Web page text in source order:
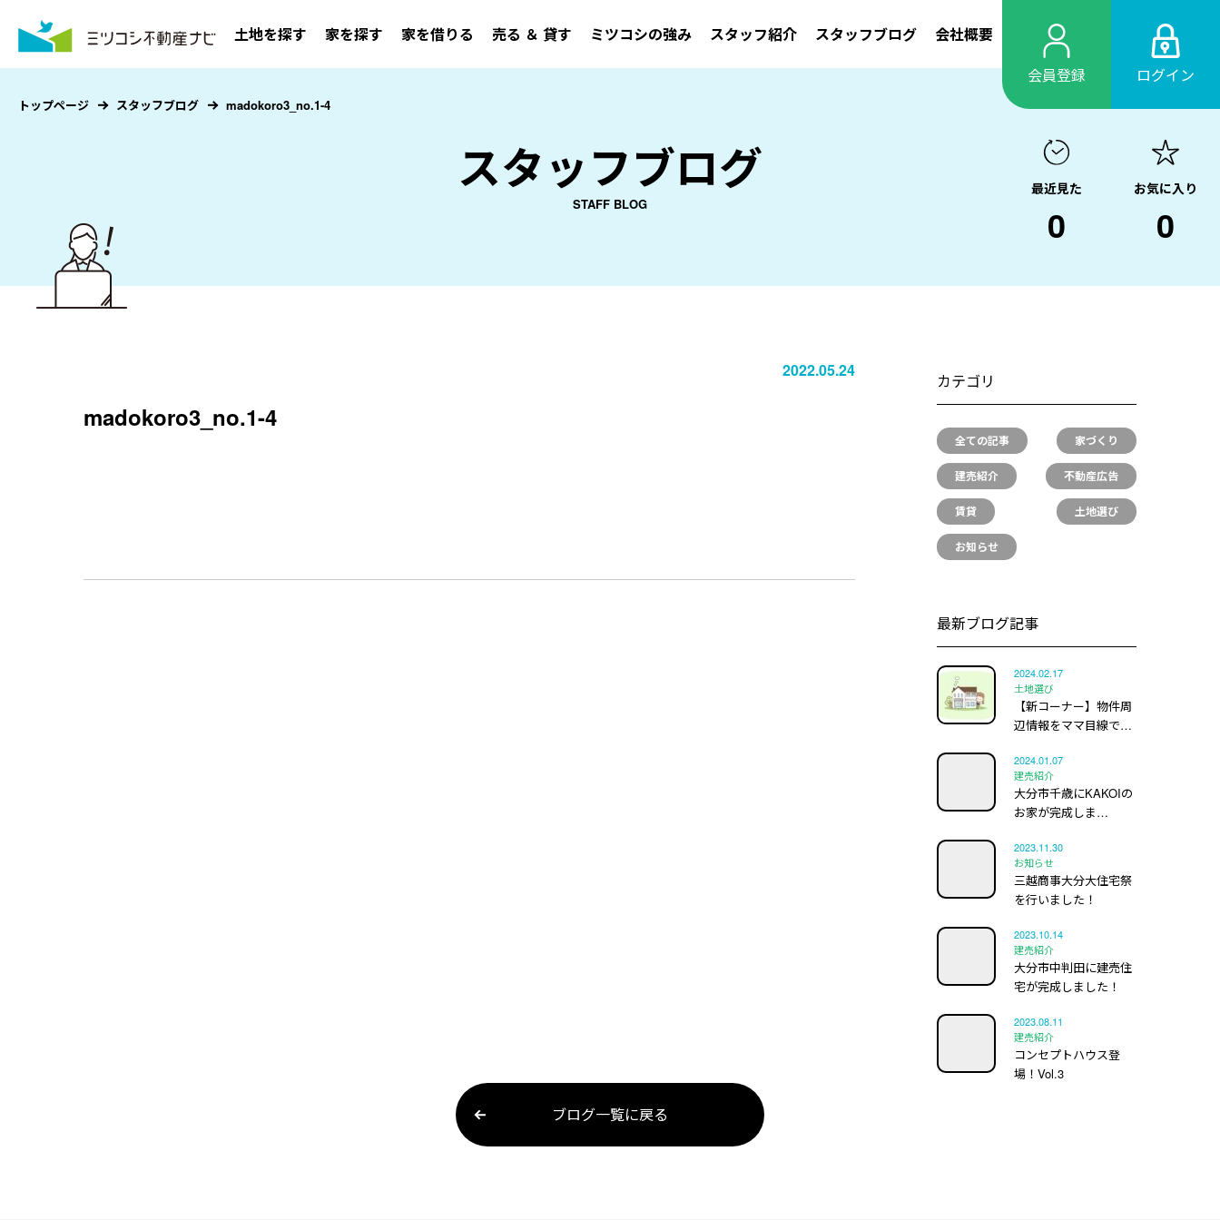
土地を探す 家を探す 家を借りる 売る ＆ 貸す ミツコシの強み スタッフ紹介 スタッフブログ
会社概要
会員登録
ログイン
スタッフブログ
STAFF BLOG
トップページ スタッフブログ madokoro3_no.1-4
最近見た
0
お気に入り
0
2022.05.24
madokoro3_no.1-4
カテゴリ
全ての記事 家づくり
建売紹介 不動産広告
賃貸 土地選び
お知らせ
最新ブログ記事
2024.02.17
土地選び
【新コーナー】物件周
辺情報をママ目線で…
2024.01.07
建売紹介
大分市千歳にKAKOIの
お家が完成しま…
2023.11.30
お知らせ
三越商事大分大住宅祭
を行いました！
2023.10.14
建売紹介
大分市中判田に建売住
宅が完成しました！
2023.08.11
建売紹介
コンセプトハウス登
場！Vol.3
ブログ一覧に戻る